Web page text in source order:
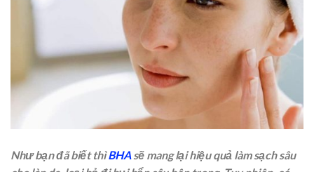
Như bạn đã biết thìBHAsẽ mang lại hiệu quả làm sạch sâu